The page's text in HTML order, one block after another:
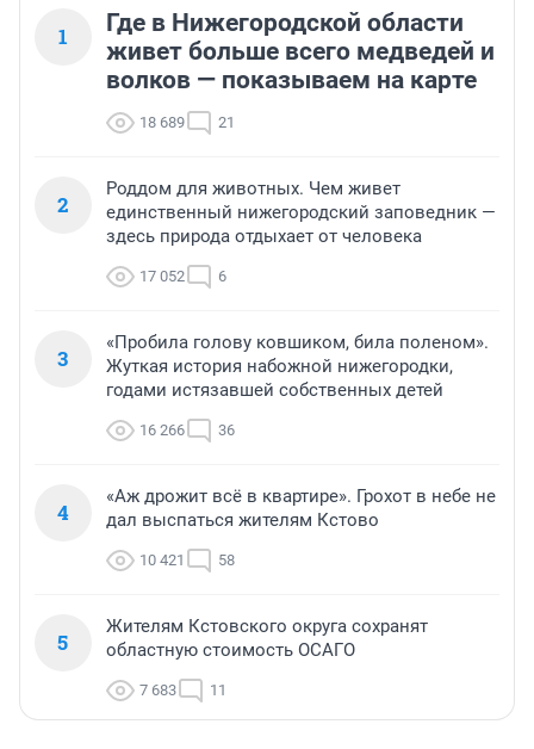
1
Где в Нижегородской области
живет больше всего медведей и
волков — показываем на карте
18 689 21
2
Роддом для животных. Чем живет
единственный нижегородский заповедник —
здесь природа отдыхает от человека
17 052 6
3
«Пробила голову ковшиком, била поленом».
Жуткая история набожной нижегородки,
годами истязавшей собственных детей
16 266 36
4
«Аж дрожит всё в квартире». Грохот в небе не
дал выспаться жителям Кстово
10 421 58
5
Жителям Кстовского округа сохранят
областную стоимость ОСАГО
7 683 11